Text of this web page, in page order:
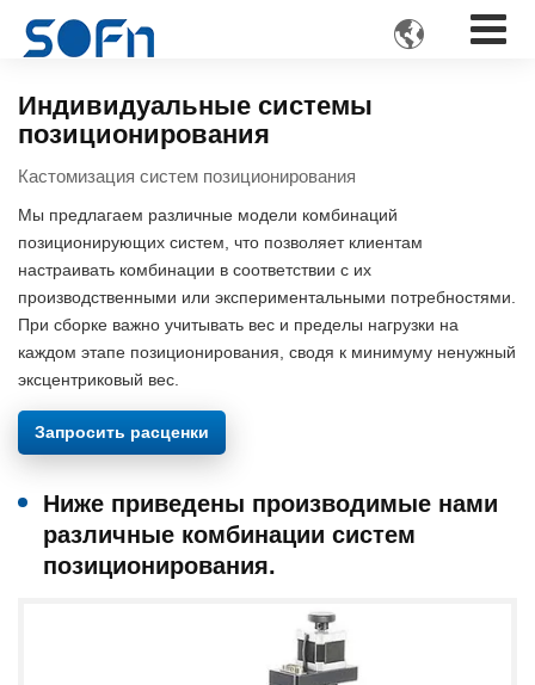

Индивидуальные системы
позиционирования
Кастомизация систем позиционирования
Мы предлагаем различные модели комбинаций
позиционирующих систем, что позволяет клиентам
настраивать комбинации в соответствии с их
производственными или экспериментальными потребностями.
При сборке важно учитывать вес и пределы нагрузки на
каждом этапе позиционирования, сводя к минимуму ненужный
эксцентриковый вес.
Запросить расценки
Ниже приведены производимые нами
различные комбинации систем
позиционирования.